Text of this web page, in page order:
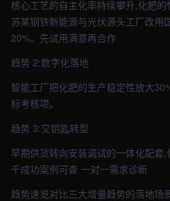
核心工艺的自主化率持续攀升,化肥
苏某钢铁新能源与光伏源头工厂改用
20%。先试用满意再合作
趋势 2:数字化落地
智能工厂把化肥的生产稳定性放大
标考核项。
趋势 3:交钥匙转型
早期供货转向安装调试的一体化配套
千成功案例可查 一对一需求诊断
趋势速览对比三大增量趋势的落地场